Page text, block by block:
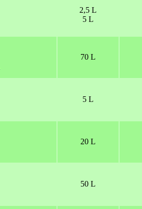
2,5 L
5 L
70 L
5 L
20 L
50 L